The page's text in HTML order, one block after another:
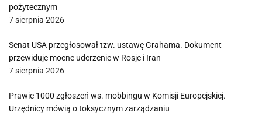
pożytecznym
7 sierpnia 2026
Senat USA przegłosował tzw. ustawę Grahama. Dokument
przewiduje mocne uderzenie w Rosje i Iran
7 sierpnia 2026
Prawie 1000 zgłoszeń ws. mobbingu w Komisji Europejskiej.
Urzędnicy mówią o toksycznym zarządzaniu